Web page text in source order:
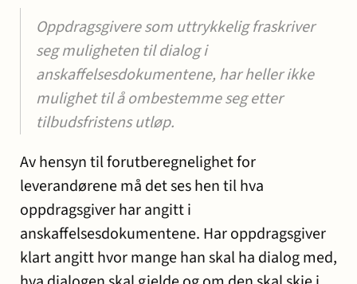
Oppdragsgivere som uttrykkelig fraskriver
seg muligheten til dialog i
anskaffelsesdokumentene, har heller ikke
mulighet til å ombestemme seg etter
tilbudsfristens utløp.
Av hensyn til forutberegnelighet for
leverandørene må det ses hen til hva
oppdragsgiver har angitt i
anskaffelsesdokumentene. Har oppdragsgiver
klart angitt hvor mange han skal ha dialog med,